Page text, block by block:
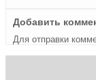
Добавить
Для отправки